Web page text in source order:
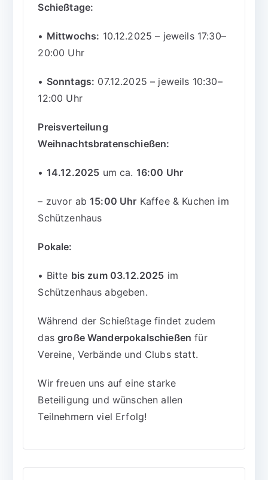
Schießtage:
• Mittwochs: 10.12.2025 – jeweils 17:30–
20:00 Uhr
• Sonntags: 07.12.2025 – jeweils 10:30–
12:00 Uhr
Preisverteilung
Weihnachtsbratenschießen:
• 14.12.2025 um ca. 16:00 Uhr
– zuvor ab15:00 Uhr Kaffee & Kuchen im
Schützenhaus
Pokale:
• Bitte bis zum 03.12.2025 im
Schützenhaus abgeben.
Während der Schießtage findet zudem
dasgroße Wanderpokalschießen für
Vereine, Verbände und Clubs statt.
Wir freuen uns auf eine starke
Beteiligung und wünschen allen
Teilnehmern viel Erfolg!